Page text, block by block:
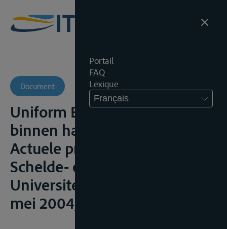
Portail
FAQ
Lexique
Français
Document
Uniform Binnenvaartrecht
binnen handbereik, Studiedag
Actuele problemen van
Schelde- en Rijnrecht,
Universiteit Antwerpen, 12
mei 2004, 14p.